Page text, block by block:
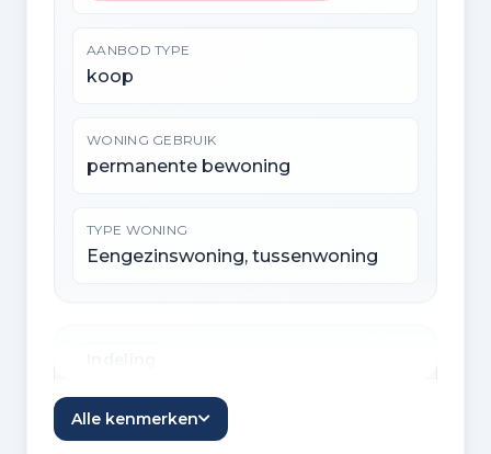
AANBOD TYPE
koop
WONING GEBRUIK
permanente bewoning
TYPE WONING
Eengezinswoning, tussenwoning
KAMERS
5 kamers
Alle kenmerken